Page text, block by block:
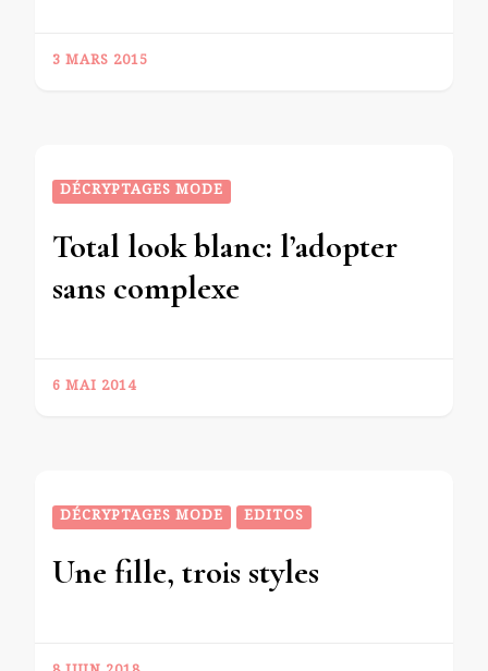
3 MARS 2015
DÉCRYPTAGES MODE
Total look blanc: l’adopter
sans complexe
6 MAI 2014
DÉCRYPTAGES MODE EDITOS
Une fille, trois styles